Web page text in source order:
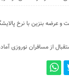
بنزین با نرخ
از مسافران نوروزی